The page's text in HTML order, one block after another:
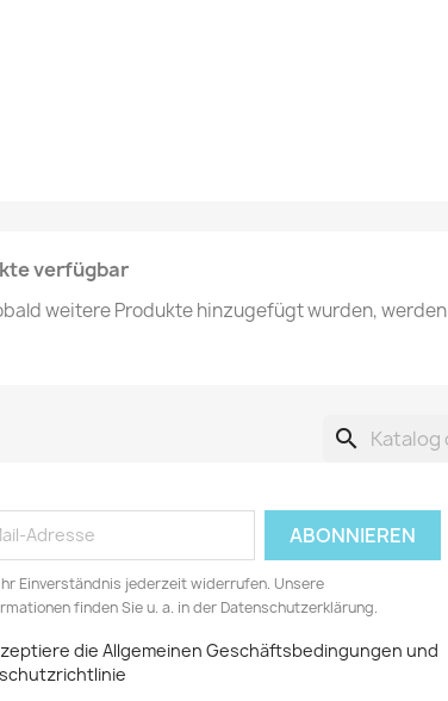
verfügbar
weitere Produkte hinzugefügt wurden, werden
search
Einverständnis jederzeit widerrufen. Unsere
finden Sie u. a. in der Datenschutzerklärung.
die Allgemeinen Geschäftsbedingungen und